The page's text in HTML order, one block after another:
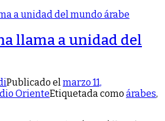
llama a unidad del
Publicado elmarzo 11,
OrienteEtiquetada como árabes,